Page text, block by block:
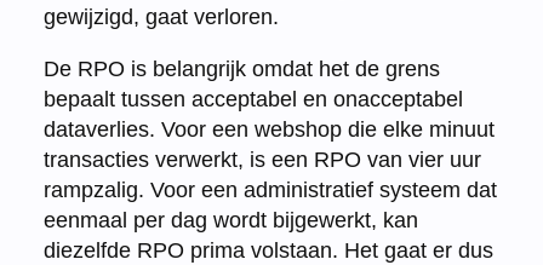
gewijzigd, gaat verloren.
De RPO is belangrijk omdat het de grens
bepaalt tussen acceptabel en onacceptabel
dataverlies. Voor een webshop die elke minuut
transacties verwerkt, is een RPO van vier uur
rampzalig. Voor een administratief systeem dat
eenmaal per dag wordt bijgewerkt, kan
diezelfde RPO prima volstaan. Het gaat er dus